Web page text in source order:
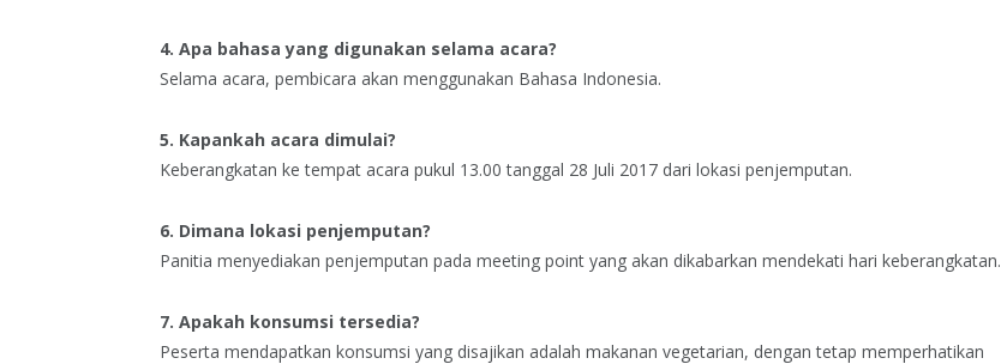
4. Apa bahasa yang digunakan selama acara?
Selama acara, pembicara akan menggunakan Bahasa Indonesia.
5. Kapankah acara dimulai?
Keberangkatan ke tempat acara pukul 13.00 tanggal 28 Juli 2017 dari lokasi penjemputan.
6. Dimana lokasi penjemputan?
Panitia menyediakan penjemputan pada meeting point yang akan dikabarkan mendekati hari keberangkatan.
7. Apakah konsumsi tersedia?
Peserta mendapatkan konsumsi yang disajikan adalah makanan vegetarian, dengan tetap memperhatikan